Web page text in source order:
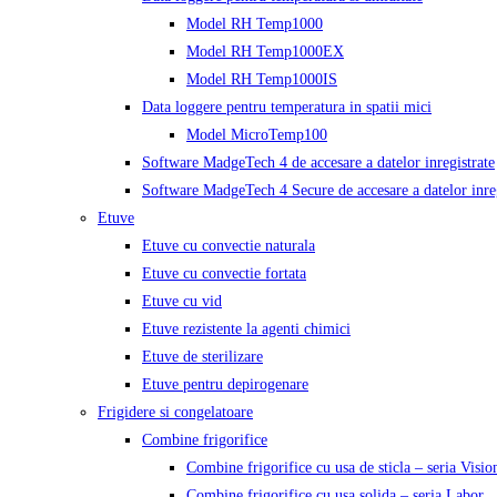
Model RH Temp1000
Model RH Temp1000EX
Model RH Temp1000IS
Data loggere pentru temperatura in spatii mici
Model MicroTemp100
Software MadgeTech 4 de accesare a datelor inregistrate
Software MadgeTech 4 Secure de accesare a datelor
Etuve
Etuve cu convectie naturala
Etuve cu convectie fortata
Etuve cu vid
Etuve rezistente la agenti chimici
Etuve de sterilizare
Etuve pentru depirogenare
Frigidere si congelatoare
Combine frigorifice
Combine frigorifice cu usa de sticla – seria